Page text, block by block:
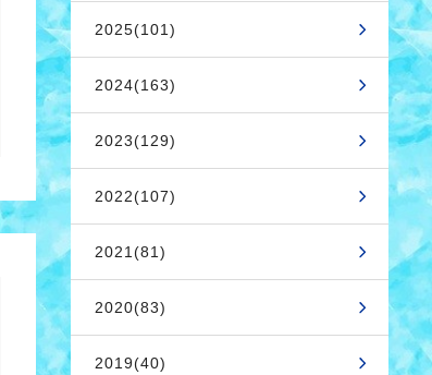
2025(101)
2024(163)
2023(129)
2022(107)
2021(81)
2020(83)
2019(40)